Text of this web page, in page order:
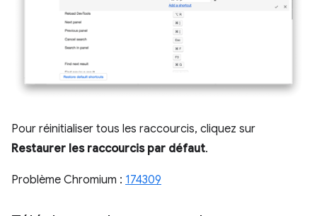
Pour réinitialiser tous les raccourcis, cliquez sur
Restaurer les raccourcis par défaut.
Problème Chromium : 174309